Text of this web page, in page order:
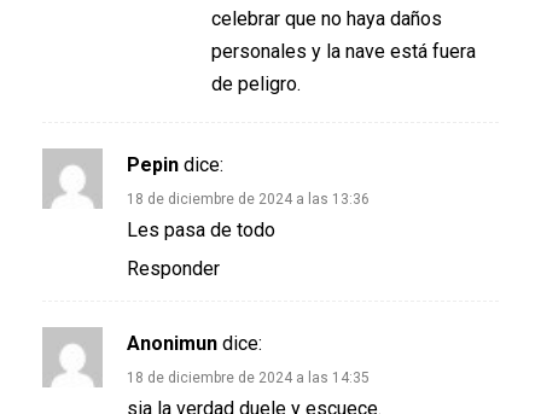
celebrar que no haya daños
personales y la nave está fuera
de peligro.
Pepin dice:
18 de diciembre de 2024 a las 13:36
Les pasa de todo
Responder
Anonimun dice:
18 de diciembre de 2024 a las 14:35
sia la verdad duele y escuece.